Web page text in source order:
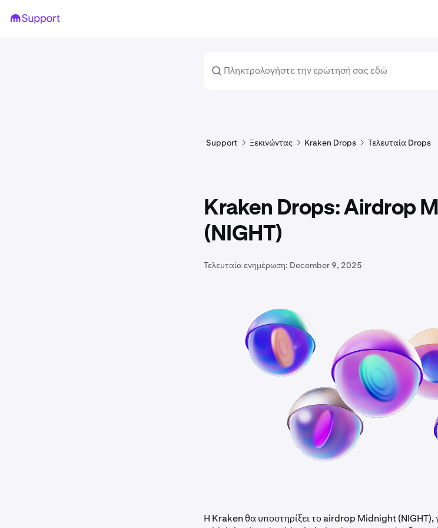
Support Ξεκινώντας Kraken Drops Τελευταία Drops
Kraken Drops: Airdrop
(NIGHT)
Τελευταία ενημέρωση: December 9, 2025
Η Kraken θα υποστηρίξει το airdrop Midnight